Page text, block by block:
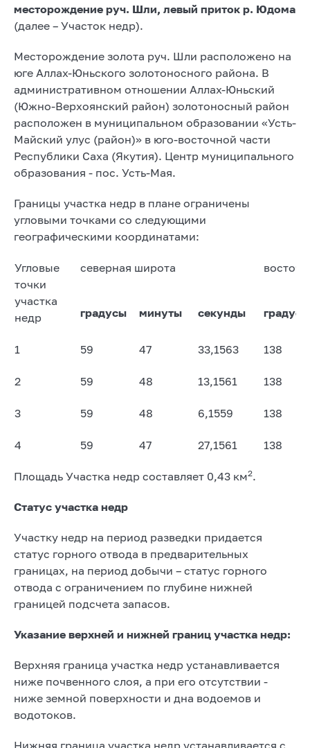
месторождение руч. Шли, левый приток р. Юдома
(далее – Участок недр).
Месторождение золота руч. Шли расположено на
юге Аллах-Юньского золотоносного района. В
административном отношении Аллах-Юньский
(Южно-Верхоянский район) золотоносный район
расположен в муниципальном образовании «Усть-
Майский улус (район)» в юго-восточной части
Республики Саха (Якутия). Центр муниципального
образования - пос. Усть-Мая.
Границы участка недр в плане ограничены
угловыми точками со следующими
географическими координатами:
Угловые
точки
участка
недр
северная широта
градусы минуты секунды градусы
1 59 47 33,1563 138
2 59 48 13,1561 138
3 59 48 6,1559 138
4 59 47 27,1561 138
Площадь Участка недр составляет 0,43 км2.
Статус участка недр
Участку недр на период разведки придается
статус горного отвода в предварительных
границах, на период добычи – статус горного
отвода с ограничением по глубине нижней
границей подсчета запасов.
Указание верхней и нижней границ участка недр:
Верхняя граница участка недр устанавливается
ниже почвенного слоя, а при его отсутствии -
ниже земной поверхности и дна водоемов и
водотоков.
Нижняя граница участка недр устанавливается с